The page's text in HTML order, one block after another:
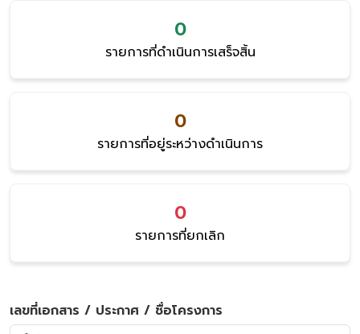
0
รายการที่ดำเนินการเสร็จสิ้น
0
รายการที่อยู่ระหว่างดำเนินการ
0
รายการที่ยกเลิก
เลขที่เอกสาร / ประกาศ / ชื่อโครงการ